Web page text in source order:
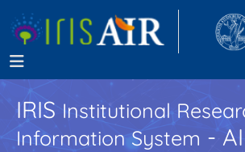
IRISInstitutional
Information System -